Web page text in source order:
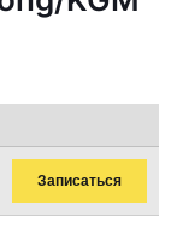
Записаться